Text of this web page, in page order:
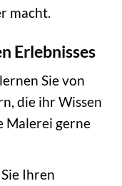
macht.
Erlebnisses
Sie von
die ihr Wissen
Malerei gerne
Ihren